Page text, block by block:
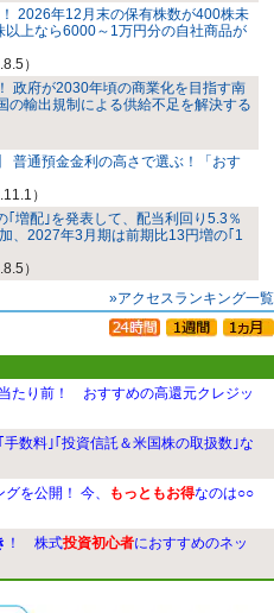
2026年12月末の保有株数が400株未
上なら6000～1万円分の自社商品が
）
政府が2030年頃の商業化を目指す南
の輸出規制による供給不足を解決する
普通預金金利の高さで選ぶ！「おす
）
増配｣を発表して、配当利回り5.3％
、2027年3月期は前期比13円増の｢1
）
»アクセスランキング一覧
たり前！ おすすめの高還元クレジッ
｢手数料｣｢投資信託＆米国株の取扱数｣な
を公開！ 今、 もっともお得なのは○○
！ 株式投資初心者におすすめのネッ